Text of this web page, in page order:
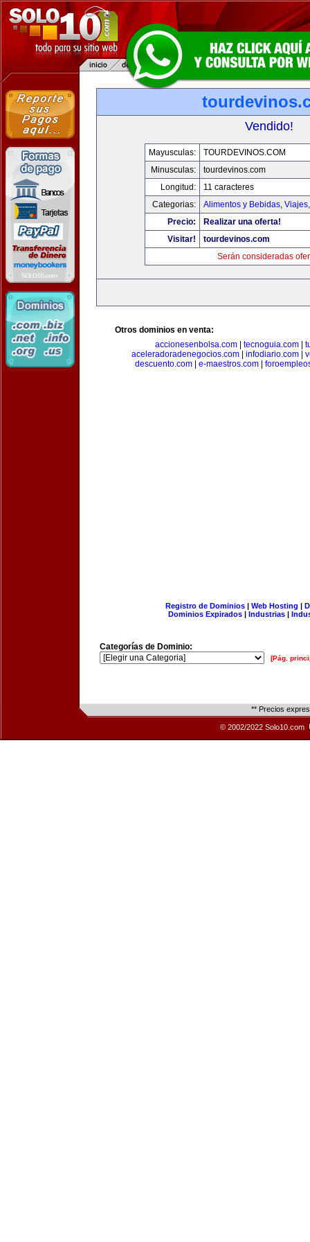
Vendido!
Mayusculas:
TOURDEVINOS.COM
Minusculas:
tourdevinos.com
Longitud:
11 caracteres
Categorias:
Alimentos y Bebidas,
Precio:
Realizar una oferta!
Visitar!
tourdevinos.com
Serán consideradas
Otros dominios en venta:
accionesenbolsa.com
tecnoguia.com
aceleradoradenegocios.com| infodiario.com|
descuento.com
e-maestros.com
Registro de Dominios| Web Hosting |
Dominios Expirados | Industrias |
Categorías de Dominio:
[Pág.
** Precios
© 2002/2022 Solo10.com